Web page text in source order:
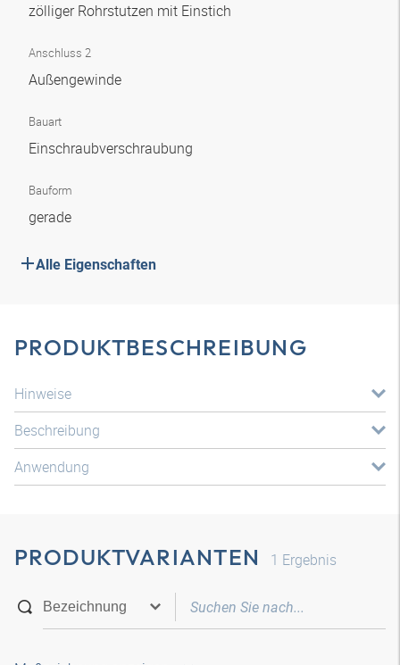
zölliger Rohrstutzen mit Einstich
Anschluss 2
Außengewinde
Bauart
Einschraubverschraubung
Bauform
gerade
Alle Eigenschaften
PRODUKTBESCHREIBUNG
Hinweise
Beschreibung
Anwendung
PRODUKTVARIANTEN 1 Ergebnis